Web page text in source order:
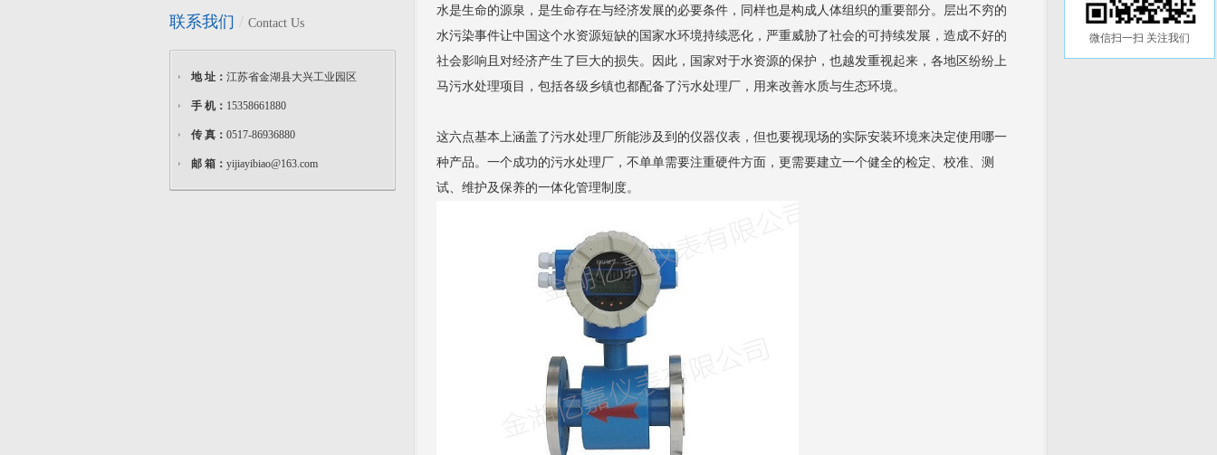
联系我们 / Contact Us
地 址： 江苏省金湖县大兴工业园区
手 机： 15358661880
传 真： 0517-86936880
邮 箱： yijiayibiao@163.com
水是生命的源泉，是生命存在与经济发展的必要条件，同样也是构成人体组织的重要部分。层出不穷的
水污染事件让中国这个水资源短缺的国家水环境持续恶化，严重威胁了社会的可持续发展，造成不好的
社会影响且对经济产生了巨大的损失。因此，国家对于水资源的保护，也越发重视起来，各地区纷纷上
马污水处理项目，包括各级乡镇也都配备了污水处理厂，用来改善水质与生态环境。
这六点基本上涵盖了污水处理厂所能涉及到的仪器仪表，但也要视现场的实际安装环境来决定使用哪一
种产品。一个成功的污水处理厂，不单单需要注重硬件方面，更需要建立一个健全的检定、校准、测
试、维护及保养的一体化管理制度。
微信扫一扫 关注我们